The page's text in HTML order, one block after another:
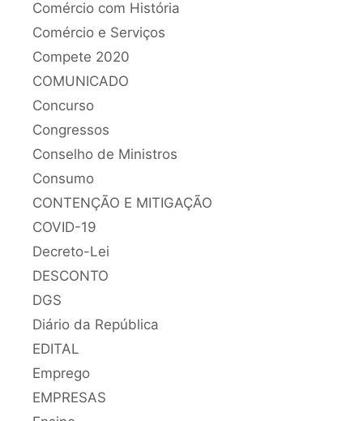
Comércio com História
Comércio e Serviços
Compete 2020
COMUNICADO
Concurso
Congressos
Conselho de Ministros
Consumo
CONTENÇÃO E MITIGAÇÃO
COVID-19
Decreto-Lei
DESCONTO
DGS
Diário da República
EDITAL
Emprego
EMPRESAS